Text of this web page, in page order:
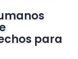
para